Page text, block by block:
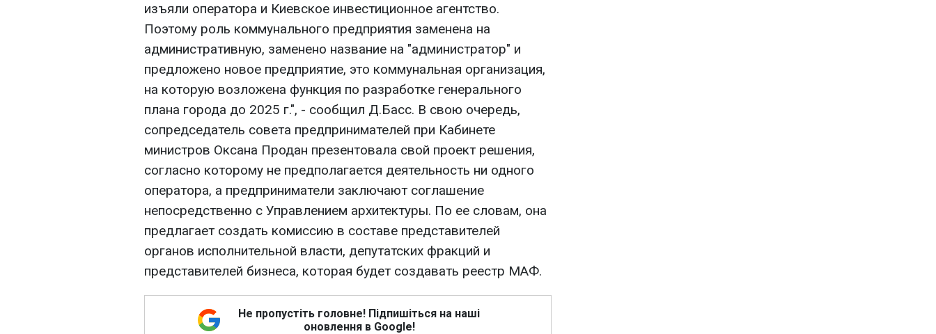
изъяли оператора и Киевское инвестиционное агентство.
Поэтому роль коммунального предприятия заменена на
административную, заменено название на "администратор" и
предложено новое предприятие, это коммунальная организация,
на которую возложена функция по разработке генерального
плана города до 2025 г.", - сообщил Д.Басс. В свою очередь,
сопредседатель совета предпринимателей при Кабинете
министров Оксана Продан презентовала свой проект решения,
согласно которому не предполагается деятельность ни одного
оператора, а предприниматели заключают соглашение
непосредственно с Управлением архитектуры. По ее словам, она
предлагает создать комиссию в составе представителей
органов исполнительной власти, депутатских фракций и
представителей бизнеса, которая будет создавать реестр МАФ.
Не пропустіть головне! Підпишіться на наші
оновлення в Google!